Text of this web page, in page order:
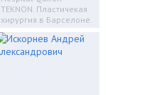
TEKNON. Пластичекая
хирургия в Барселоне.